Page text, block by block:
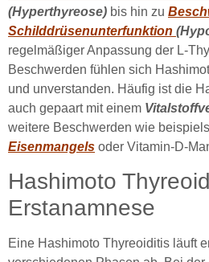
(Hyperthyreose) bis hin zu
Schilddrüsenunterfunktion
regelmäßiger Anpassung der L-
Beschwerden fühlen sich
und unverstanden. Häufig ist die
auch gepaart mit einem
weitere Beschwerden wie
Eisenmangels oder Vitamin-D-
Hashimoto
Erstanamnese
Eine Hashimoto Thyreoiditis läuft